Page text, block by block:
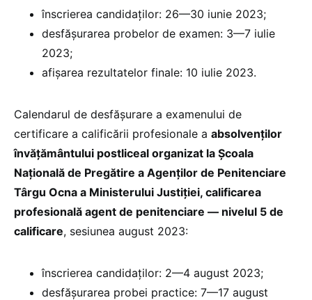
înscrierea candidaților: 26—30 iunie 2023;
desfășurarea probelor de examen: 3—7 iulie
2023;
afișarea rezultatelor finale: 10 iulie 2023.
Calendarul de desfășurare a examenului de
certificare a calificării profesionale a absolvenților
învățământului postliceal organizat la Școala
Națională de Pregătire a Agenților de Penitenciare
Târgu Ocna a Ministerului Justiției, calificarea
profesională agent de penitenciare — nivelul 5 de
calificare, sesiunea august 2023:
înscrierea candidaților: 2—4 august 2023;
desfășurarea probei practice: 7—17 august